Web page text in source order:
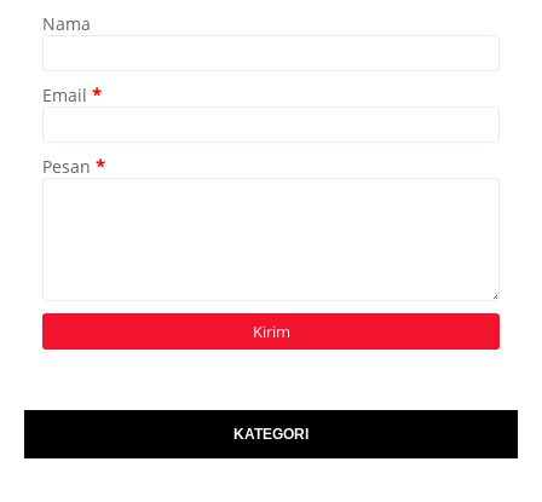
Nama
Email *
Pesan *
KATEGORI